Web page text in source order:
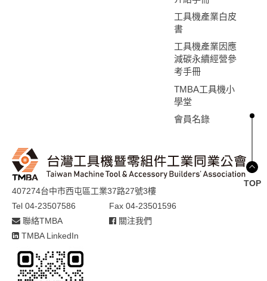
工具機產業白皮
書
工具機產業因應
減碳永續經營參
考手冊
TMBA工具機小
學堂
會員名錄
407274台中市西屯區工業37路27號3樓
Tel 04-23507586
Fax 04-23501596
聯絡TMBA
關注我們
TMBA LinkedIn
TOP